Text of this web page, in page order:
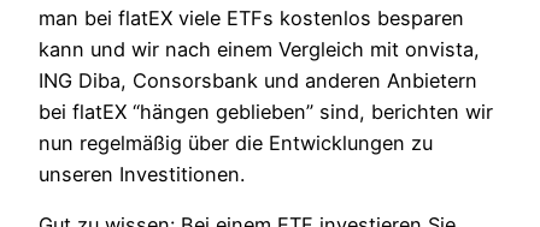
man bei flatEX viele ETFs kostenlos besparen
kann und wir nach einem Vergleich mit onvista,
ING Diba, Consorsbank und anderen Anbietern
bei flatEX “hängen geblieben” sind, berichten wir
nun regelmäßig über die Entwicklungen zu
unseren Investitionen.